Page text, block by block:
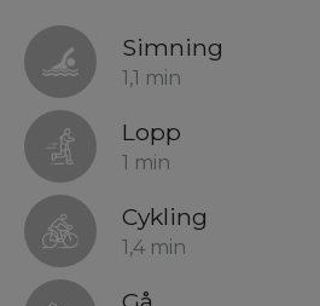
Simning
1,1 min
Lopp
1 min
Cykling
1,4 min